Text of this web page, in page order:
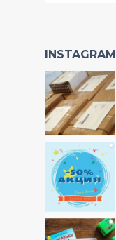
INSTAGRAM